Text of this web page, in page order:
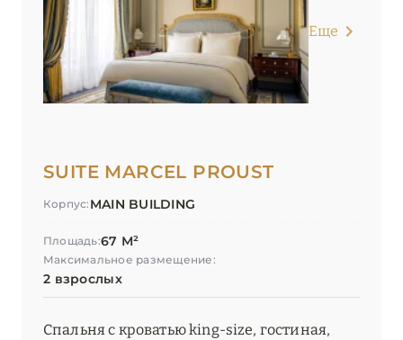
Еще
SUITE MARCEL PROUST
Корпус: MAIN BUILDING
Площадь:67 М²
Максимальное размещение:
2 взрослых
Спальня с кроватью king-size, гостиная,